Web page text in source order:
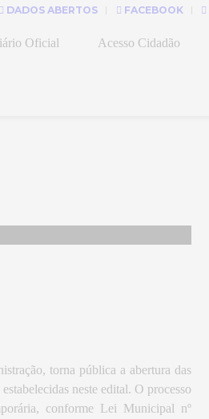
DADOS ABERTOS FACEBOOK
Oficial Acesso Cidadão
torna pública a abertura das
neste edital. O processo
conforme Lei Municipal nº